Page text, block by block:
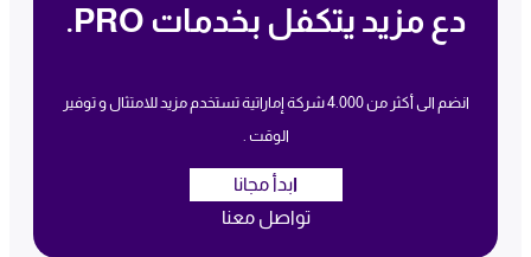
دع مزيد يتكفل بخدمات PRO.
انضم الى أكثر من 4.000 شركة إماراتية تستخدم مزيد للامتثال و توفير
الوقت .
ابدأ مجانا
تواصل معنا